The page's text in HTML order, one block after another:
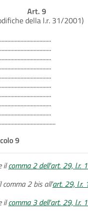
Art. 9
della l.r. 31/2001)
9
ilcomma 2 dell'art. 29, l.r.
comma 2 bis all'art. 29, l.r.
ilcomma 3 dell'art. 29, l.r.